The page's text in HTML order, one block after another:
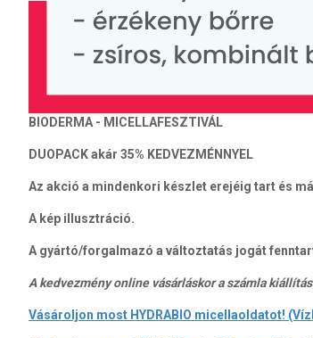
BIODERMA - MICELLAFESZTIVÁL
DUOPACK akár 35% KEDVEZMÉNNYEL
Az akció a mindenkori készlet erejéig tart és
A kép illusztráció.
A gyártó/forgalmazó a változtatás jogát
A kedvezmény online vásárláskor a számla
Vásároljon most HYDRABIO micellaoldatot!